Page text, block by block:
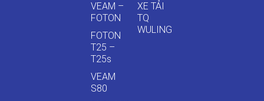
VEAM –
FOTON
FOTON
T25 –
T25s
VEAM
S80
XE TẢI
TQ
WULING